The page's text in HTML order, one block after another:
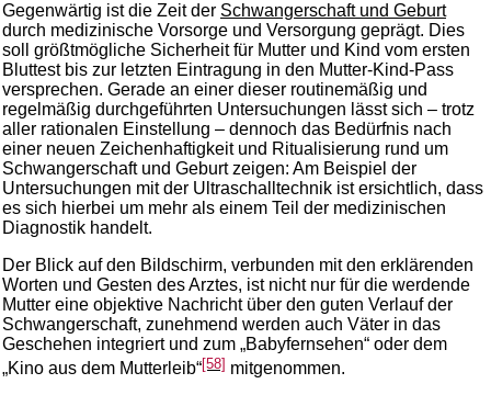
Gegenwärtig ist die Zeit der Schwangerschaft und Geburt
durch medizinische Vorsorge und Versorgung geprägt. Dies
soll größtmögliche Sicherheit für Mutter und Kind vom ersten
Bluttest bis zur letzten Eintragung in den Mutter-Kind-Pass
versprechen. Gerade an einer dieser routinemäßig und
regelmäßig durchgeführten Untersuchungen lässt sich – trotz
aller rationalen Einstellung – dennoch das Bedürfnis nach
einer neuen Zeichenhaftigkeit und Ritualisierung rund um
Schwangerschaft und Geburt zeigen: Am Beispiel der
Untersuchungen mit der Ultraschalltechnik ist ersichtlich, dass
es sich hierbei um mehr als einem Teil der medizinischen
Diagnostik handelt.
Der Blick auf den Bildschirm, verbunden mit den erklärenden
Worten und Gesten des Arztes, ist nicht nur für die werdende
Mutter eine objektive Nachricht über den guten Verlauf der
Schwangerschaft, zunehmend werden auch Väter in das
Geschehen integriert und zum „Babyfernsehen“ oder dem
„Kino aus dem Mutterleib“[58] mitgenommen.